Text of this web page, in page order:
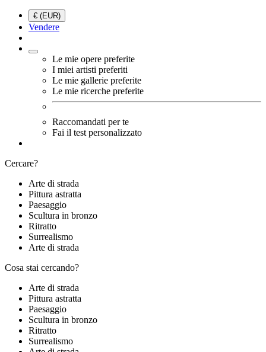
€ (EUR)
Vendere
Le mie opere preferite
I miei artisti preferiti
Le mie gallerie preferite
Le mie ricerche preferite
Raccomandati per te
Fai il test personalizzato
Cercare?
Arte di strada
Pittura astratta
Paesaggio
Scultura in bronzo
Ritratto
Surrealismo
Arte di strada
Cosa stai cercando?
Arte di strada
Pittura astratta
Paesaggio
Scultura in bronzo
Ritratto
Surrealismo